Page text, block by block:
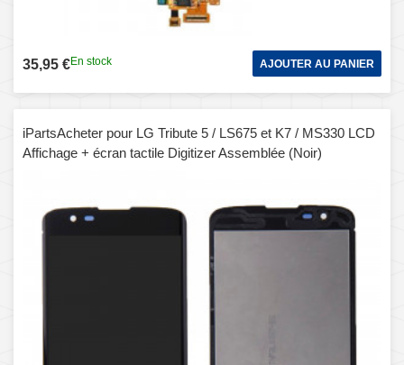
35,95 €En stock AJOUTER AU PANIER
iPartsAcheter pour LG Tribute 5 / LS675 et K7 / MS330 LCD
Affichage + écran tactile Digitizer Assemblée (Noir)